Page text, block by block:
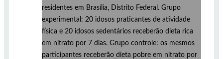
residentes em Brasília, Distrito Federal. Grupo
experimental: 20 idosos praticantes de atividade
física e 20 idosos sedentários receberão dieta rica
em nitrato por 7 dias. Grupo controle: os mesmos
participantes receberão dieta pobre em nitrato por